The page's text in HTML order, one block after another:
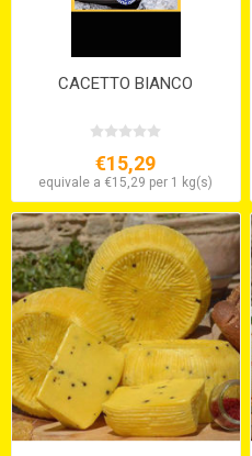
CACETTO BIANCO
€15,29
equivale a €15,29 per 1 kg(s)